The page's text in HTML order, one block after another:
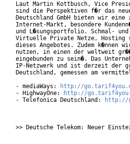
Laut Martin Kottbusch, Vice
sind die Perspektiven f�r das
Deutschland GmbH bieten wir
Internet-Markt, besondere
und L�sungsportfolio. Schmal-
Virtuelle Private Netze, Hosting
dieses Angebotes. Zudem
nutzen, in einen der weltweit
eingebunden zu sein�. Das
IP-Netzwerk und ist derzeit der
Deutschland, gemessen am
- mediaWays:
http://
- HighwayOne:
http://
- Telefonica Deutschland:
http://
>> Deutsche Telekom: Neuer